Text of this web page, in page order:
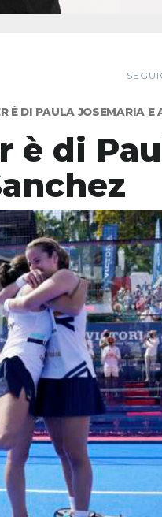
È DI PAULA JOSEMARIA E
è di